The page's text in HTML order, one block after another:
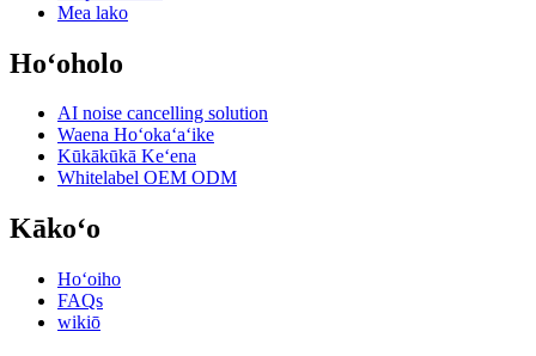
Mea lako
Hoʻoholo
AI noise cancelling solution
Waena Hoʻokaʻaʻike
Kūkākūkā Keʻena
Whitelabel OEM ODM
Kākoʻo
Hoʻoiho
FAQs
wikiō